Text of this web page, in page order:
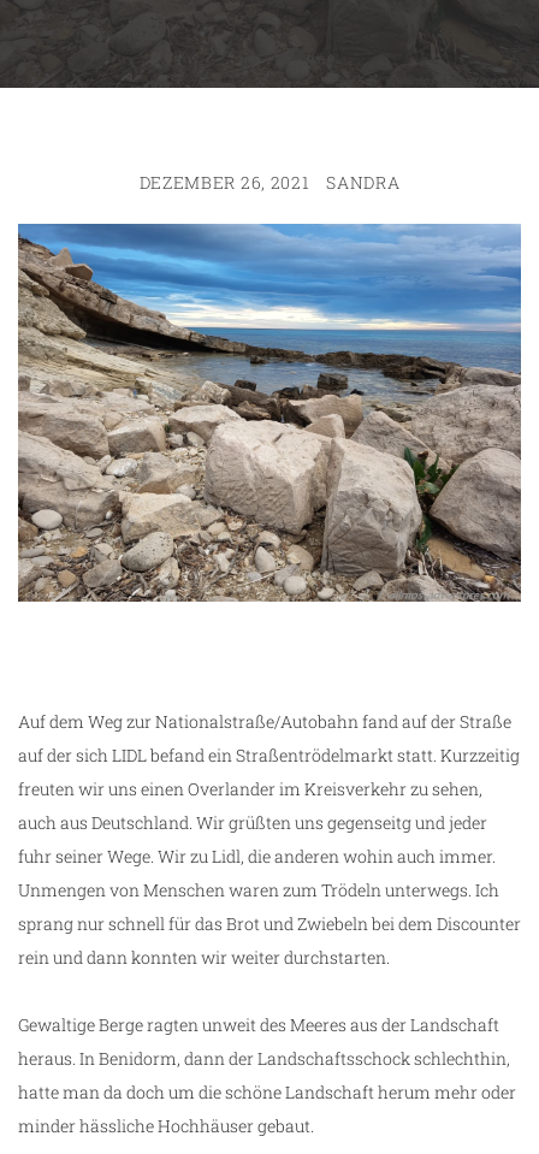
DEZEMBER 26, 2021 SANDRA
Auf dem Weg zur Nationalstraße/Autobahn fand auf der Straße
auf der sich LIDL befand ein Straßentrödelmarkt statt. Kurzzeitig
freuten wir uns einen Overlander im Kreisverkehr zu sehen,
auch aus Deutschland. Wir grüßten uns gegenseitg und jeder
fuhr seiner Wege. Wir zu Lidl, die anderen wohin auch immer.
Unmengen von Menschen waren zum Trödeln unterwegs. Ich
sprang nur schnell für das Brot und Zwiebeln bei dem Discounter
rein und dann konnten wir weiter durchstarten.
Gewaltige Berge ragten unweit des Meeres aus der Landschaft
heraus. In Benidorm, dann der Landschaftsschock schlechthin,
hatte man da doch um die schöne Landschaft herum mehr oder
minder hässliche Hochhäuser gebaut.